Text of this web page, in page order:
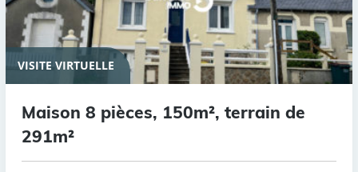
VISITE VIRTUELLE
Maison 8 pièces, 150m², terrain de
291m²